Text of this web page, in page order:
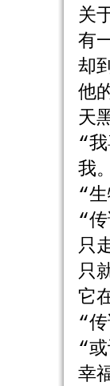
关
有
却
他
天
“
我。
“
“
只
只
它
“
“
幸